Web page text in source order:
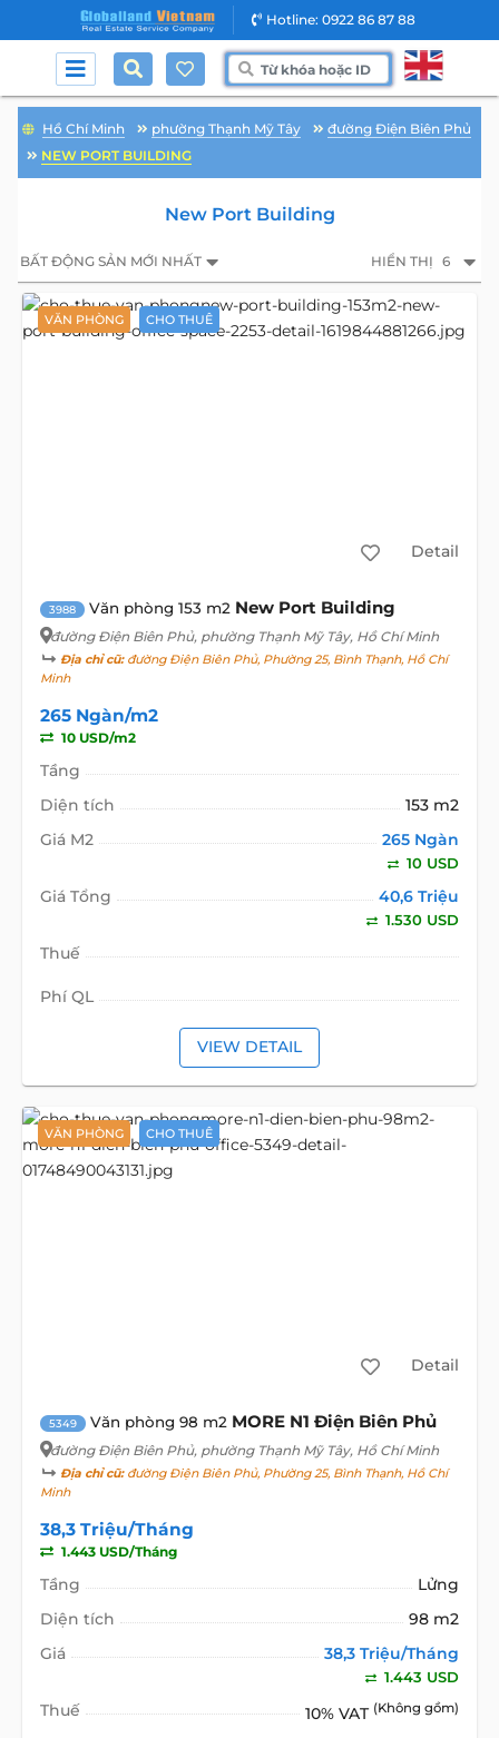
Hotline: 0922 86 87 88
Hồ Chí Minh phường Thạnh Mỹ Tây
đường Điện Biên Phủ
NEW PORT BUILDING
New Port Building
BẤT ĐỘNG SẢN MỚI NHẤT HIỂN THỊ 6
VĂN PHÒNG CHO THUÊ
Detail
3988 Văn phòng 153 m2 New Port Building
đường Điện Biên Phủ, phường Thạnh Mỹ Tây, Hồ Chí Minh
Địa chỉ cũ:đường Điện Biên Phủ, Phường 25, Bình Thạnh, Hồ Chí
Minh
265 Ngàn/m2
10 USD/m2
Tầng
Diện tích
153 m2
Giá M2
265 Ngàn
10 USD
Giá Tổng 40,6 Triệu
1.530 USD
Thuế
Phí QL
VIEW DETAIL
VĂN PHÒNG CHO THUÊ
Detail
5349 Văn phòng 98 m2 MORE N1 Điện Biên Phủ
đường Điện Biên Phủ, phường Thạnh Mỹ Tây, Hồ Chí Minh
Địa chỉ cũ:đường Điện Biên Phủ, Phường 25, Bình Thạnh, Hồ Chí
Minh
38,3 Triệu/Tháng
1.443 USD/Tháng
Tầng
Lửng
Diện tích
98 m2
Giá
38,3 Triệu/Tháng
1.443 USD
Thuế 10% VAT (Không gồm)